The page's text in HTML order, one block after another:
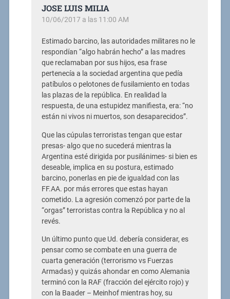
JOSE LUIS MILIA
10/06/2017 a las 11:00 AM
Estimado barcino, las autoridades militares no le
respondían “algo habrán hecho” a las madres
que reclamaban por sus hijos, esa frase
pertenecía a la sociedad argentina que pedía
patíbulos o pelotones de fusilamiento en todas
las plazas de la república. En realidad la
respuesta, de una estupidez manifiesta, era: “no
están ni vivos ni muertos, son desaparecidos”.
Que las cúpulas terroristas tengan que estar
presas- algo que no sucederá mientras la
Argentina esté dirigida por pusilánimes- si bien es
deseable, implica en su postura, estimado
barcino, ponerlas en pie de igualdad con las
FF.AA. por más errores que estas hayan
cometido. La agresión comenzó por parte de la
“orgas” terroristas contra la República y no al
revés.
Un último punto que Ud. debería considerar, es
pensar como se combate en una guerra de
cuarta generación (terrorismo vs Fuerzas
Armadas) y quizás ahondar en como Alemania
terminó con la RAF (fracción del ejército rojo) y
con la Baader – Meinhof mientras hoy, su